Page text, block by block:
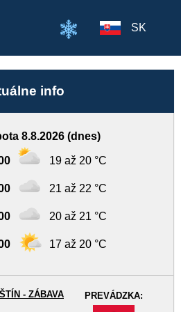
SK
info
8.8.2026 (dnes)
19 až 20 °C
21 až 22 °C
20 až 21 °C
17 až 20 °C
PREVÁDZKA:
- ZÁBAVA